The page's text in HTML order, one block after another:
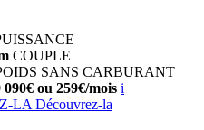
COUPLE
SANS CARBURANT
ou 259€/mois i
LA Découvrez-la